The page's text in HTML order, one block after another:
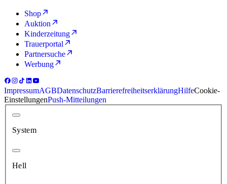
Shop
Auktion
Kinderzeitung
Trauerportal
Partnersuche
Werbung
ImpressumAGBDatenschutzBarrierefreiheitserklärungHilfeCookie-
EinstellungenPush-Mitteilungen
System
Hell